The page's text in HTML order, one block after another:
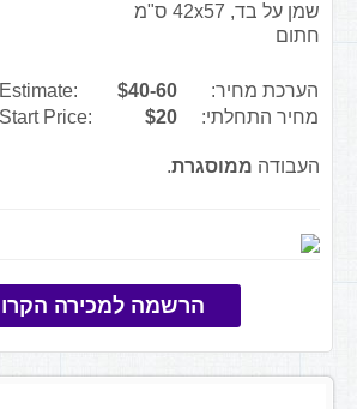
שמן על בד, 42x57 ס"מ
חתום
הערכת מחיר: $40-60
Estimate:
מחיר התחלתי:
$20
Start Price:
העבודה ממוסגרת.
הרשמה למכירה